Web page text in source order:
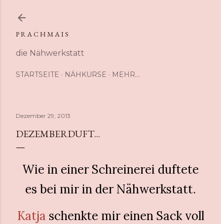
P R A C H M A I S
die Nähwerkstatt
STARTSEITE NÄHKURSE MEHR…
Dezember 29, 2013
DEZEMBERDUFT...
Wie in einer Schreinerei duftete
es bei mir in der Nähwerkstatt.
Katja schenkte mir einen Sack voll